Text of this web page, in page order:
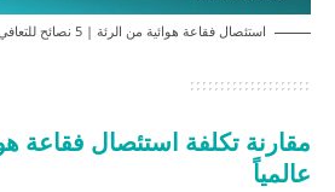
استئصال فقاعة هوائية من الرئة | 5 نصائح للتعافي 28
مقارنة تكلفة استئصال فقاعة
عالمياً